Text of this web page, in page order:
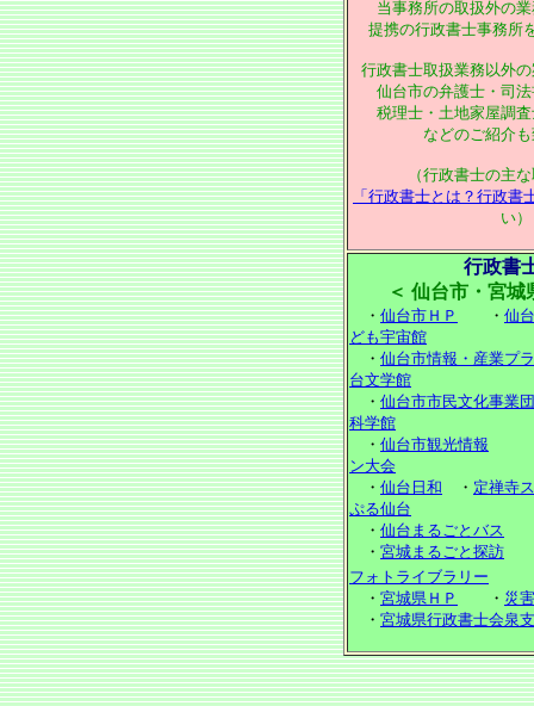
当事務所の取扱外の
提携の行政書士事務所
行政書士取扱業務以外
仙台市の弁護士・司
税理士・土地家屋調査
などのご紹介
（行政書士の主
「行政書士とは？行政書
い）
行政書
＜ 仙台市・宮城
・ 仙台市ＨＰ ・ 仙
ども宇宙館
・ 仙台市情報・産業プ
台文学館
・ 仙台市市民文化事業団
科学館
・ 仙台市観光情報
ン大会
・ 仙台日和 ・ 定禅寺
ぷる仙台
・ 仙台まるごとバス
・ 宮城まるごと探訪
フォトライブラリー
・ 宮城県ＨＰ ・ 災
・ 宮城県行政書士会泉